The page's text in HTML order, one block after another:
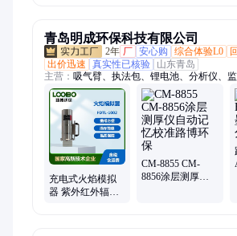
青岛明成环保科技有限公司
2年 厂 安心购 综合体验L0
出价迅速
真实性已核验
山东青岛
主营： 吸气臂、执法包、锂电池、分析仪、
量仪、黑度仪、测定仪、浊度仪、臭氧计、
安全、计数器、流量计、采样器、传声器、
器人、采样头、控制器、防护包、检测器
充电式火焰模拟
器 紫外红外辐射
CM-8855 CM-
8856涂层测厚仪